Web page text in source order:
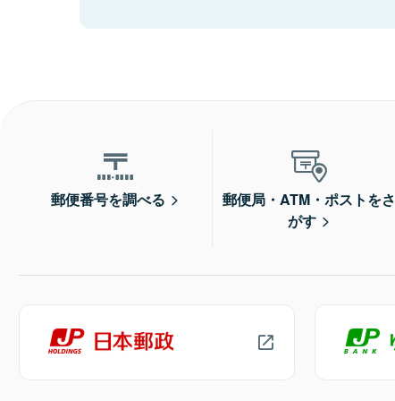
郵便番号を調べる
郵便局・ATM・ポストをさ
がす